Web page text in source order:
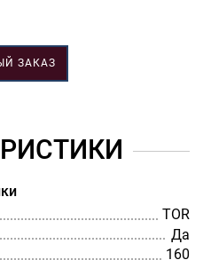
ЗАКАЗ
TOR
Да
160